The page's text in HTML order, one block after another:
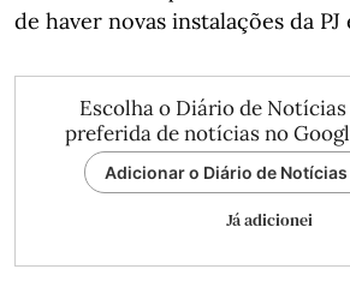
de haver novas instalações da
Escolha o Diário de
preferida de notícias no
Adicionar o Diário de
Já adicionei